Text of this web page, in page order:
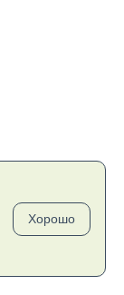
Хорошо